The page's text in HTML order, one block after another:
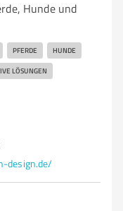
Hunde und
PFERDE HUNDE
LÖSUNGEN
design.de/